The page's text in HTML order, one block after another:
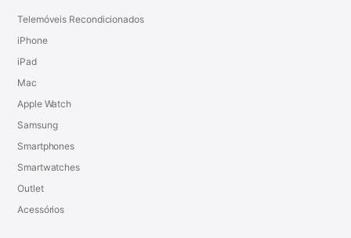
Telemóveis Recondicionados
iPhone
iPad
Mac
Apple Watch
Samsung
Smartphones
Smartwatches
Outlet
Acessórios